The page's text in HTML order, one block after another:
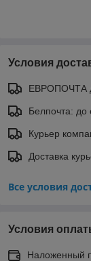
Условия
ЕВРОПОЧТА
Белпочта: до
Курьер
Доставка
Все условия
Условия
Наложенный